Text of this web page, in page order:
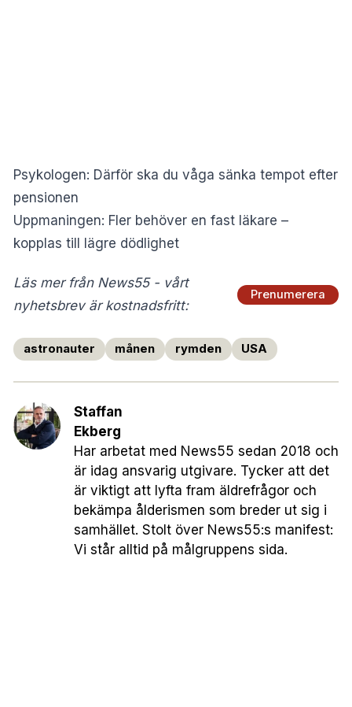
Psykologen: Därför ska du våga sänka tempot efter
pensionen
Uppmaningen: Fler behöver en fast läkare –
kopplas till lägre dödlighet
Läs mer från News55 - vårt
nyhetsbrev är kostnadsfritt:
Prenumerera
astronauter månen rymden USA
Staffan
Ekberg
Har arbetat med News55 sedan 2018 och
är idag ansvarig utgivare. Tycker att det
är viktigt att lyfta fram äldrefrågor och
bekämpa ålderismen som breder ut sig i
samhället. Stolt över News55:s manifest:
Vi står alltid på målgruppens sida.